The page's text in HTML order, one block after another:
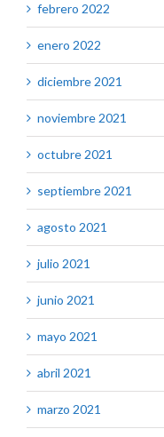
febrero 2022
enero 2022
diciembre 2021
noviembre 2021
octubre 2021
septiembre 2021
agosto 2021
julio 2021
junio 2021
mayo 2021
abril 2021
marzo 2021